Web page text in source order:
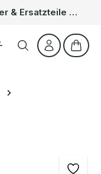
Sommer-Deal: 15% auf alle Server & Ersatzteile – Kein Code nötig, der Rabatt wird automatisch im Warenkorb abgezogen. Gültig vom 01.06. bis 31.08.